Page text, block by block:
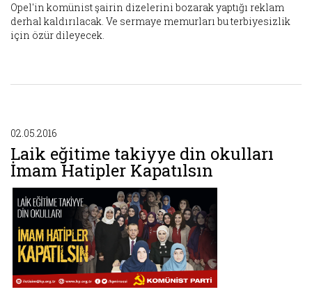
Opel'in komünist şairin dizelerini bozarak yaptığı reklam
derhal kaldırılacak. Ve sermaye memurları bu terbiyesizlik
için özür dileyecek.
02.05.2016
Laik eğitime takiyye din okulları
İmam Hatipler Kapatılsın